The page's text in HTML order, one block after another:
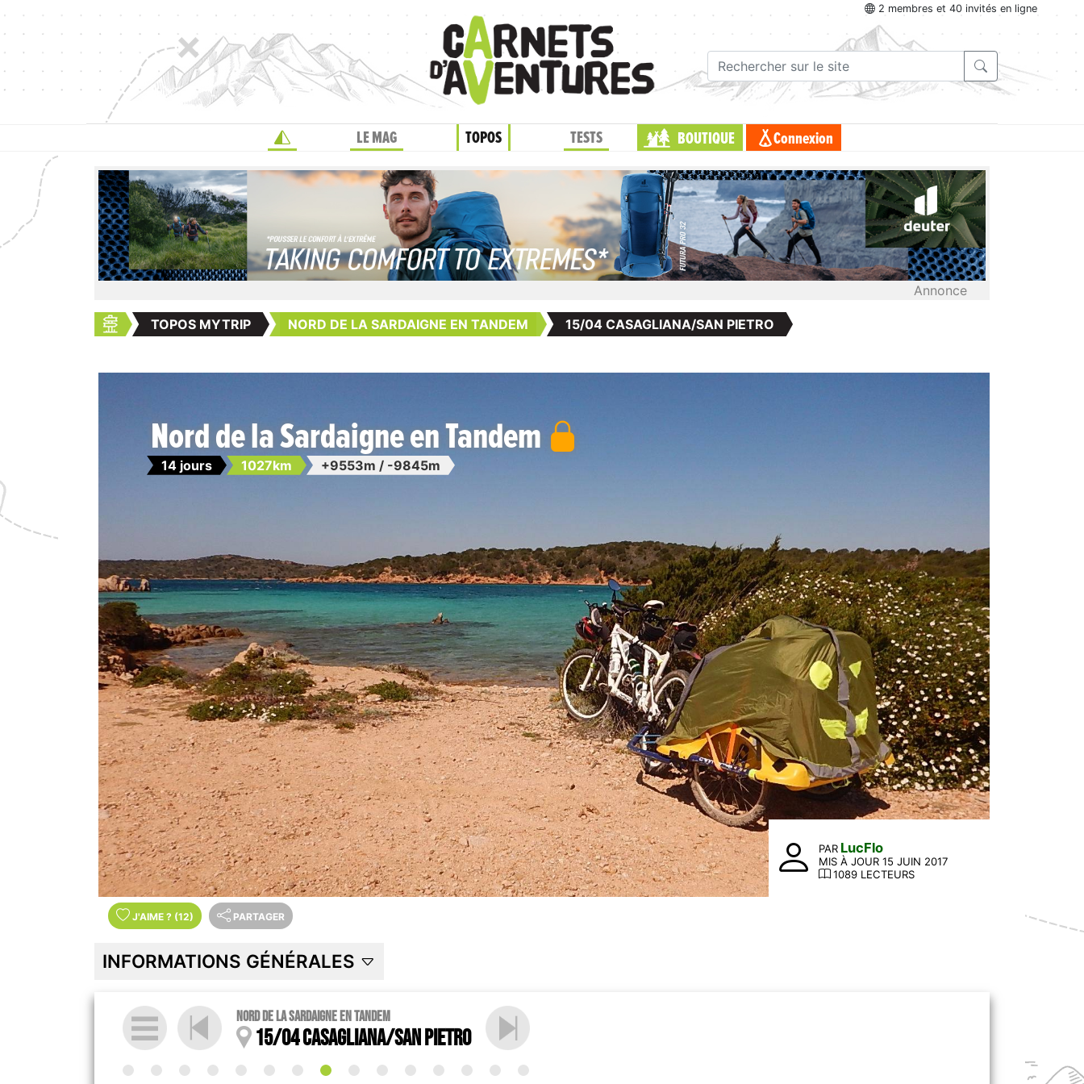
2 membres et 40 invités en ligne
LE MAG TOPOS TESTS BOUTIQUE Connexion
Annonce
TOPOS MYTRIP NORD DE LA SARDAIGNE EN TANDEM 15/04 CASAGLIANA/SAN PIETRO
Nord de la Sardaigne en Tandem
14 jours 1027km +9553m / -9845m
PAR LucFlo
MIS À JOUR 15 JUIN 2017
1089 LECTEURS
J'AIME ? (12) PARTAGER
INFORMATIONS GÉNÉRALES
Nord de la Sardaigne en Tandem
15/04 Casagliana/San Pietro